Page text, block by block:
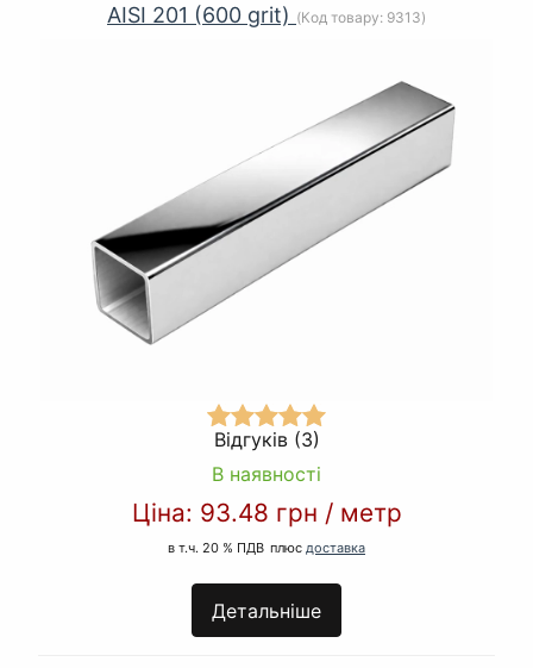
AISI 201 (600 grit) (Код товару: 9313)
Відгуків (3)
В наявності
Ціна: 93.48 грн / метр
в т.ч. 20 % ПДВ плюс доставка
Детальніше